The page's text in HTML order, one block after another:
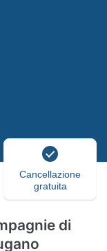
Cancellazione
gratuita
di